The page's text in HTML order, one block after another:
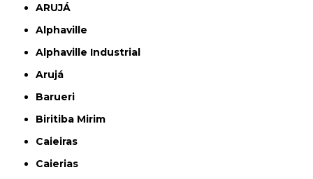
ARUJÁ
Alphaville
Alphaville Industrial
Arujá
Barueri
Biritiba Mirim
Caieiras
Caierias